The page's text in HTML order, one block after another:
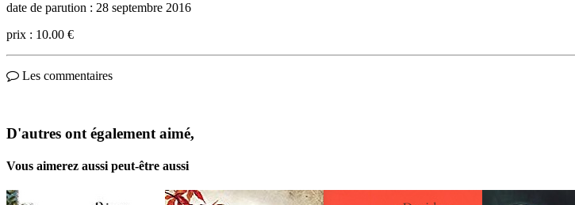
date de parution : 28 septembre 2016
prix : 10.00 €
Les commentaires
D'autres ont également aimé,
Vous aimerez aussi peut-être aussi